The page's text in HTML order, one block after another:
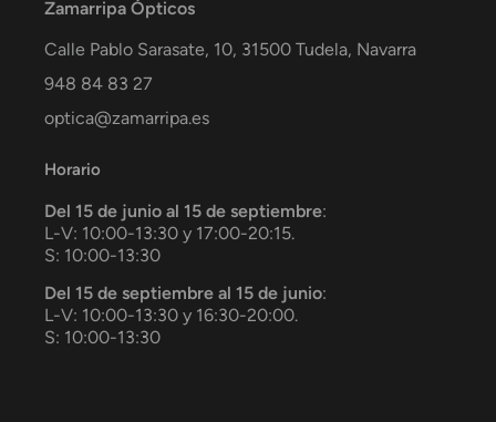
Zamarripa Ópticos
Calle Pablo Sarasate, 10, 31500 Tudela, Navarra
948 84 83 27
optica@zamarripa.es
Horario
Del 15 de junio al 15 de septiembre:
L-V: 10:00-13:30 y 17:00-20:15.
S: 10:00-13:30
Del 15 de septiembre al 15 de junio:
L-V: 10:00-13:30 y 16:30-20:00.
S: 10:00-13:30